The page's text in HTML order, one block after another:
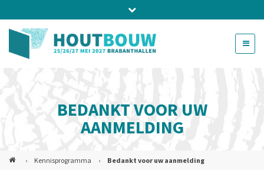
Bel ons voor info 0294 - 74 50 70
beurs@54events.nl
Exposanten login
BEDANKT VOOR UW
AANMELDING
› Kennisprogramma › Bedankt voor uw aanmelding